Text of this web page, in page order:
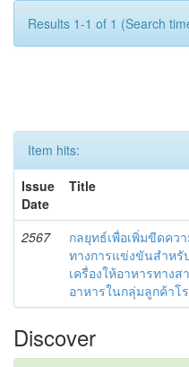
Results 1-1 of 1 (Search
Item hits:
Issue
Date
Title
2567
กลยุทธ์เพื่อเพิ่มขีดคว
ทางการแข่งขันสำหรั
เครื่องให้อาหารทางส
อาหารในกลุ่มลูกค้าโ
Discover